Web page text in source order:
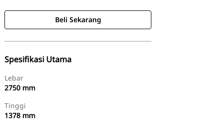
Beli Sekarang
Spesifikasi Utama
Lebar
2750 mm
Tinggi
1378 mm